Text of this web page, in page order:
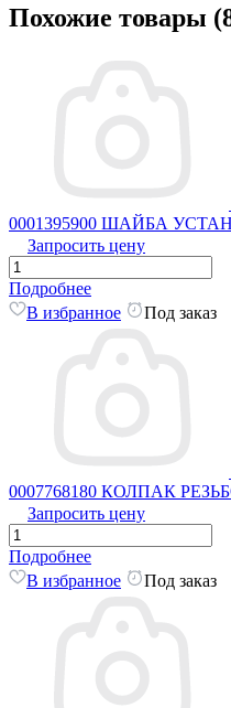
Похожие товары
0001395900 ШАЙБА
Запросить цену
Подробнее
В избранное
Под заказ
0007768180 КОЛПАК
Запросить цену
Подробнее
В избранное
Под заказ